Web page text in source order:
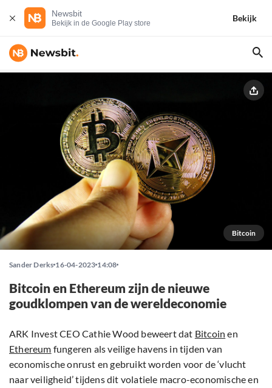
Newsbit
Bekijk in de Google Play store
Bekijk
Bitcoin
Sander Derks 16-04-2023 14:08
Bitcoin en Ethereum zijn de nieuwe
goudklompen van de wereldeconomie
ARK Invest CEO Cathie Wood beweert dat Bitcoin en
Ethereum fungeren als veilige havens in tijden van
economische onrust en gebruikt worden voor de ‘vlucht
naar veiligheid’ tijdens dit volatiele macro-economische en